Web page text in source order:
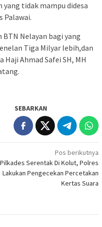
yang tidak mampu didesa
Palawai.
Nelayan bagi yang
Tiga Milyar lebih,dan
Ahmad Safei SH, MH
SEBARKAN
Pos berikutnya
Pilkades Serentak Di Kolut, Polres
Lakukan Pengecekan Percetakan
Kertas Suara